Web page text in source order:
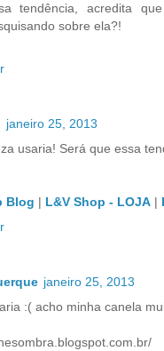
tendência, acredita
sobre ela?!
janeiro 25, 2013
usaria! Será que essa
Blog | L&V Shop - LOJA |
janeiro 25, 2013
:( acho minha canela